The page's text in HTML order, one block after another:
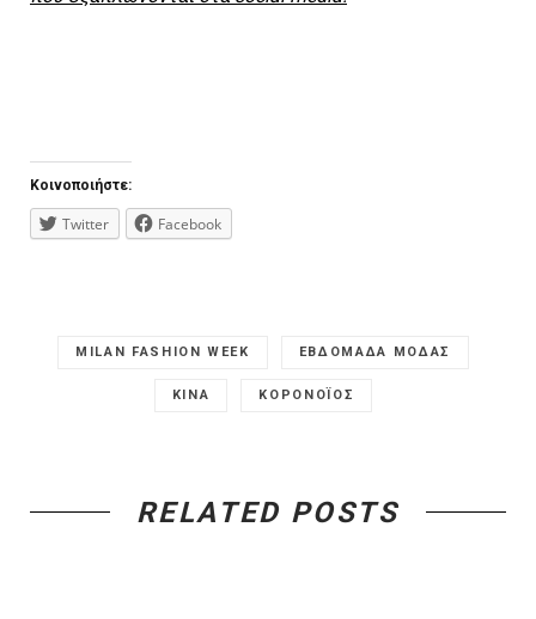
Κοινοποιήστε:
Twitter Facebook
MILAN FASHION WEEK ΕΒΔΟΜΑΔΑ ΜΟΔΑΣ
ΚΙΝΑ ΚΟΡΟΝΟΪΟΣ
RELATED POSTS